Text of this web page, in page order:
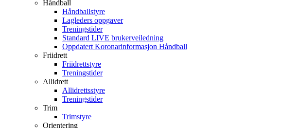
Håndball
Håndballstyre
Lagleders oppgaver
Treningstider
Standard LIVE brukerveiledning
Oppdatert Koronarinformasjon Håndball
Friidrett
Friidrettstyre
Treningstider
Allidrett
Allidrettsstyre
Treningstider
Trim
Trimstyre
Orientering